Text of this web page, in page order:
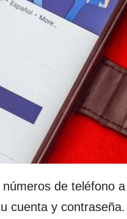
de teléfono
cuenta y contraseña.